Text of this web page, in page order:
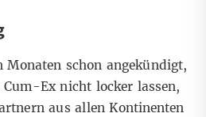
Monaten schon angekündigt,
Ex nicht locker lassen,
aus allen Kontinenten